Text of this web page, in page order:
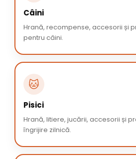
Câini
Hrană, recompense, accesorii și
pentru câini.
🐱
Pisici
Hrană, litiere, jucării, accesorii și
îngrijire zilnică.